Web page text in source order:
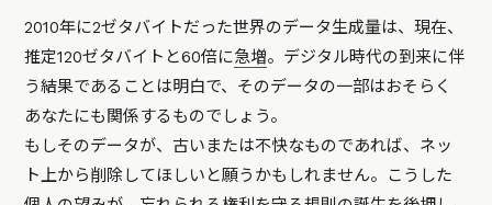
2010年に2ゼタバイトだった世界のデータ生成量は、現在、
推定120ゼタバイトと60倍に急増。デジタル時代の到来に伴
う結果であることは明白で、そのデータの一部はおそらく
あなたにも関係するものでしょう。
もしそのデータが、古いまたは不快なものであれば、ネッ
ト上から削除してほしいと願うかもしれません。こうした